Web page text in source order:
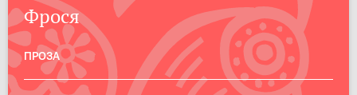
Фрося
ПРОЗА